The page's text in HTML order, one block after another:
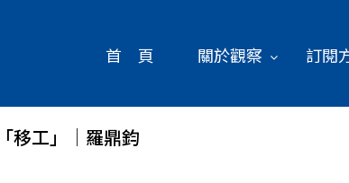
首 頁 關於觀察 訂閱
移工」│羅鼎鈞